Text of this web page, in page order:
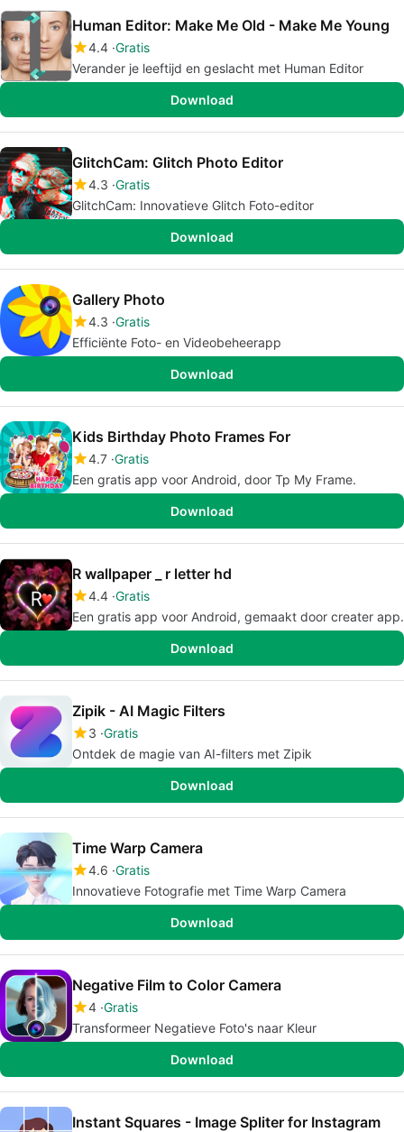
Human Editor: Make Me Old - Make Me Young
4.4 Gratis
Verander je leeftijd en geslacht met Human Editor
Download
GlitchCam: Glitch Photo Editor
4.3 Gratis
GlitchCam: Innovatieve Glitch Foto-editor
Download
Gallery Photo
4.3 Gratis
Efficiënte Foto- en Videobeheerapp
Download
Kids Birthday Photo Frames For
4.7 Gratis
Een gratis app voor Android, door Tp My Frame.
Download
R wallpaper _ r letter hd
4.4 Gratis
Een gratis app voor Android, gemaakt door creater app.
Download
Zipik - AI Magic Filters
3 Gratis
Ontdek de magie van AI-filters met Zipik
Download
Time Warp Camera
4.6 Gratis
Innovatieve Fotografie met Time Warp Camera
Download
Negative Film to Color Camera
4 Gratis
Transformeer Negatieve Foto's naar Kleur
Download
Instant Squares - Image Spliter for Instagram